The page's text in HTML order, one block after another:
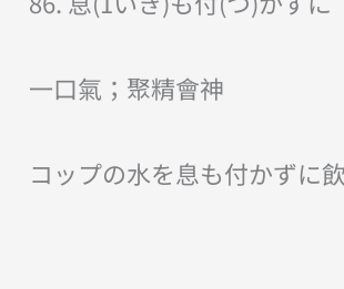
一口氣；聚精會神
コップの水を息も付かずに